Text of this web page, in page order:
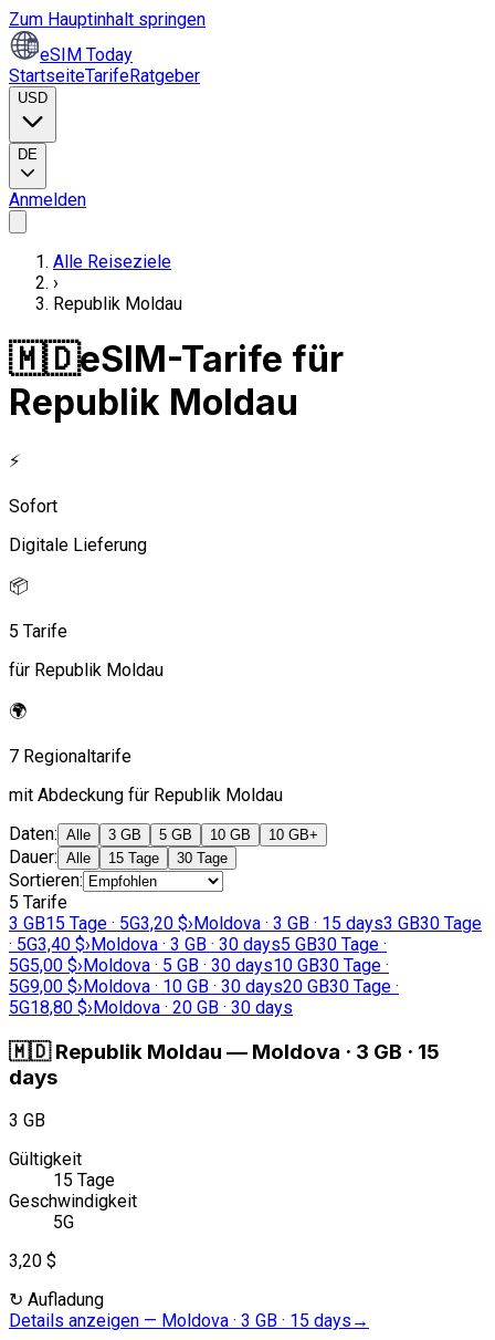
Zum Hauptinhalt springen
eSIM Today
StartseiteTarifeRatgeber
USD
DE
Anmelden
Alle Reiseziele
›
Republik Moldau
🇲🇩eSIM-Tarife für
Republik Moldau
⚡
Sofort
Digitale Lieferung
📦
5 Tarife
für Republik Moldau
🌍
7 Regionaltarife
mit Abdeckung für Republik Moldau
Daten: Alle 3 GB 5 GB 10 GB 10 GB+
Dauer: Alle 15 Tage 30 Tage
Sortieren:
5 Tarife
3 GB15 Tage · 5G3,20 $›Moldova · 3 GB · 15 days3 GB30 Tage
· 5G3,40 $›Moldova · 3 GB · 30 days5 GB30 Tage ·
5G5,00 $›Moldova · 5 GB · 30 days10 GB30 Tage ·
5G9,00 $›Moldova · 10 GB · 30 days20 GB30 Tage ·
5G18,80 $›Moldova · 20 GB · 30 days
🇲🇩 Republik Moldau — Moldova · 3 GB · 15
days
3 GB
Gültigkeit
15 Tage
Geschwindigkeit
5G
3,20 $
↻ Aufladung
Details anzeigen — Moldova · 3 GB · 15 days →